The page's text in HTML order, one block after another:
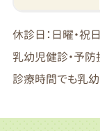
休診日：日曜・祝日
乳幼児健診・予防
診療時間でも乳幼